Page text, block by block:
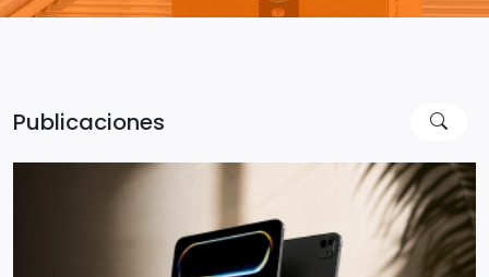
Publicaciones